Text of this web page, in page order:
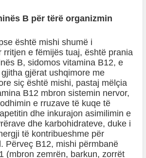
B për tërë organizmin
është mishi shumë i
rritjen e fëmijës tuaj, është prania
B, sidomos vitamina B12, e
gjërat ushqimore me
siç është mishi, pastaj mëlçia
B12 mbron sistemin nervor,
e rruzave të kuqe të
dhe inkurajon asimilimin e
dhe karbohidrateve, duke i
të kontribueshme për
Përveç B12, mishi përmbanë
(mbron zemrën, barkun, zorrët